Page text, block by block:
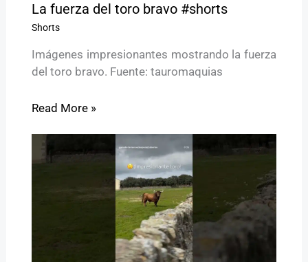
La fuerza del toro bravo #shorts
Shorts
Imágenes impresionantes mostrando la fuerza
del toro bravo. Fuente: tauromaquias
Read More »